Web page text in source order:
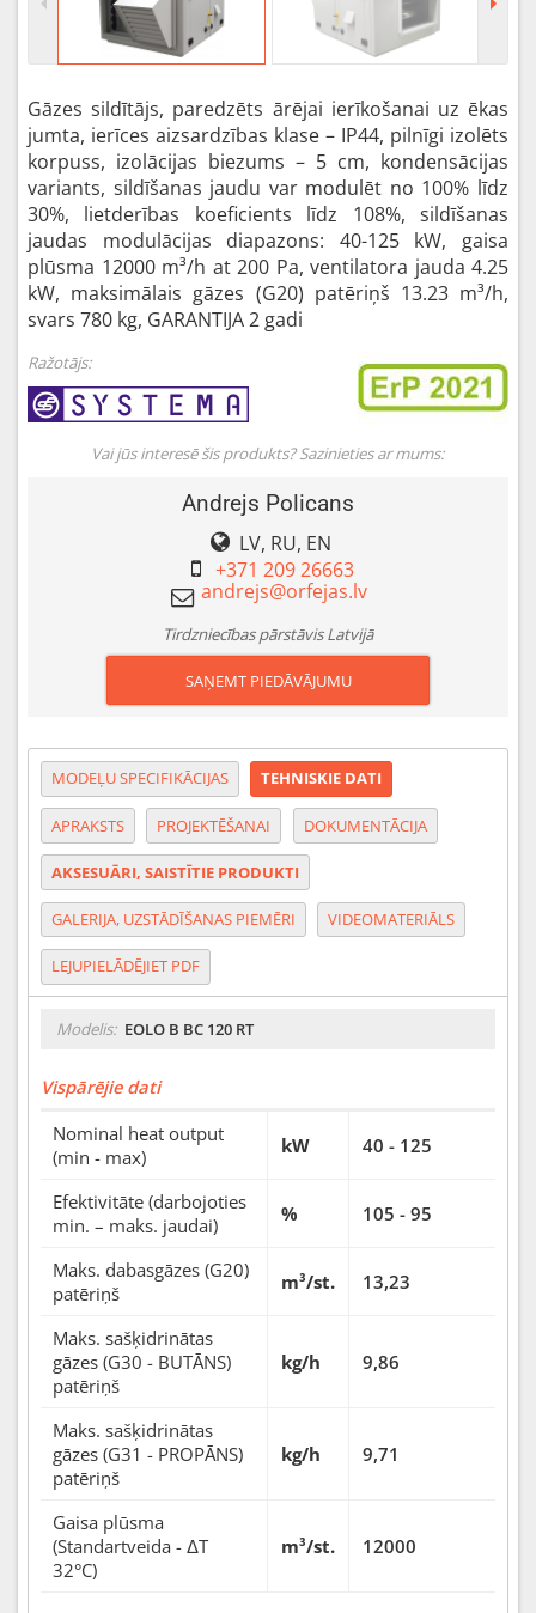
Gāzes sildītājs, paredzēts ārējai ierīkošanai uz ēkas
jumta, ierīces aizsardzības klase – IP44, pilnīgi izolēts
korpuss, izolācijas biezums – 5 cm, kondensācijas
variants, sildīšanas jaudu var modulēt no 100% līdz
30%, lietderības koeficients līdz 108%, sildīšanas
jaudas modulācijas diapazons: 40-125 kW, gaisa
plūsma 12000 m³/h at 200 Pa, ventilatora jauda 4.25
kW, maksimālais gāzes (G20) patēriņš 13.23 m³/h,
svars 780 kg, GARANTIJA 2 gadi
Ražotājs:
Vai jūs interesē šis produkts? Sazinieties ar mums:
Andrejs Policans
LV, RU, EN
+371 209 26663
Tirdzniecības pārstāvis Latvijā
SAŅEMT PIEDĀVĀJUMU
MODEĻU SPECIFIKĀCIJAS TEHNISKIE DATI
APRAKSTS PROJEKTĒŠANAI DOKUMENTĀCIJA
AKSESUĀRI, SAISTĪTIE PRODUKTI
GALERIJA, UZSTĀDĪŠANAS PIEMĒRI VIDEOMATERIĀLS
LEJUPIELĀDĒJIET PDF
Modelis: EOLO B BC 120 RT
Vispārējie dati
Nominal heat output
(min - max)
kW 40 - 125
Efektivitāte (darbojoties
min. – maks. jaudai)
% 105 - 95
Maks. dabasgāzes (G20)
patēriņš
m³/st. 13,23
Maks. sašķidrinātas
gāzes (G30 - BUTĀNS)
patēriņš
kg/h 9,86
Maks. sašķidrinātas
gāzes (G31 - PROPĀNS)
patēriņš
kg/h 9,71
Gaisa plūsma
(Standartveida - ΔT
32°C)
m³/st. 12000